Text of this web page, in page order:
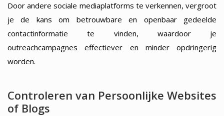
Door andere sociale mediaplatforms te verkennen, vergroot
je de kans om betrouwbare en openbaar gedeelde
contactinformatie te vinden, waardoor je
outreachcampagnes effectiever en minder opdringerig
worden.
Controleren van Persoonlijke Websites
of Blogs